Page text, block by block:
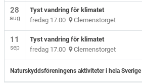
28
aug
Tyst vandring för klimatet
fredag 17.00 Clemenstorget
11
sep
Tyst vandring för klimatet
fredag 17.00 Clemenstorget
Naturskyddsföreningens aktiviteter i hela Sverige